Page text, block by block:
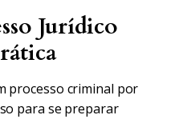
Jurídico
processo criminal por
para se preparar